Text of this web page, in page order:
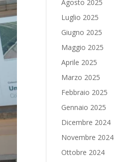
Agosto 2025
Luglio 2025
Giugno 2025
Maggio 2025
Aprile 2025
Marzo 2025
Febbraio 2025
Gennaio 2025
Dicembre 2024
Novembre 2024
Ottobre 2024